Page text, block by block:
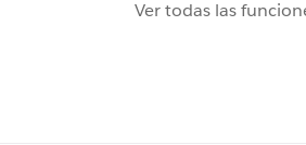
Ver todas las